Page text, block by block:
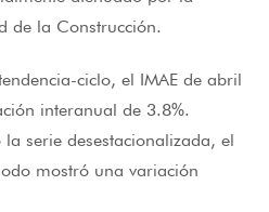
de la Construcción.
ciclo, el IMAE de abril
interanual de 3.8%.
serie desestacionalizada, el
mostró una variación